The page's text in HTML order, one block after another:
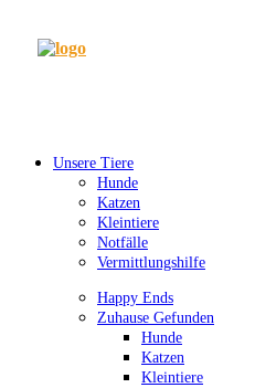
Unsere Tiere
Hunde
Katzen
Kleintiere
Notfälle
Vermittlungshilfe
Happy Ends
Zuhause Gefunden
Hunde
Katzen
Kleintiere